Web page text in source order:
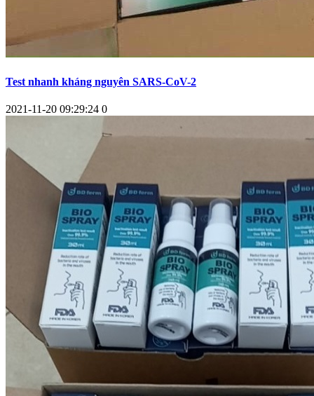
Test nhanh kháng nguyên SARS-CoV-2
2021-11-20 09:29:24 0